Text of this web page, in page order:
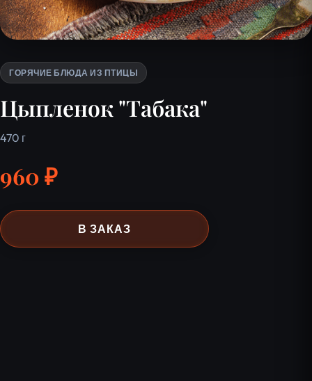
ГОРЯЧИЕ БЛЮДА ИЗ ПТИЦЫ
Цыпленок "Табака"
470 г
960 ₽
В ЗАКАЗ